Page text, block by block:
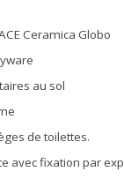
Ceramica Globo
au sol
de toilettes.
avec fixation par